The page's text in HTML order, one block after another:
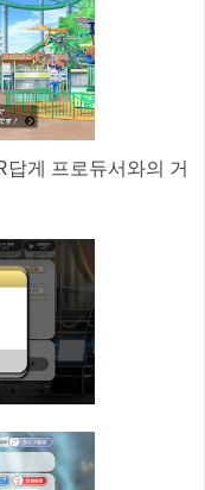
게 프로듀서와의 거